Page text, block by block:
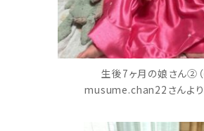
生後7ヶ月の娘さん②
musume.chan22さんより